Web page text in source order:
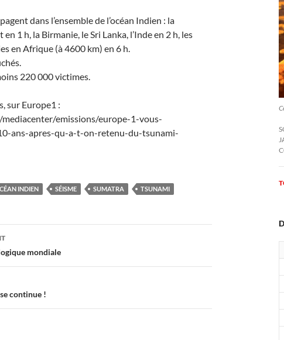
dans l’ensemble de l’océan Indien : la
1 h, la Birmanie, le Sri Lanka, l’Inde en 2 h, les
en Afrique (à 4600 km) en 6 h.
220 000 victimes.
sur Europe1 :
emissions/europe-1-vous-
ans-apres-qu-a-t-on-retenu-du-tsunami-
INDIEN SÉISME SUMATRA TSUNAMI
mondiale
continue !